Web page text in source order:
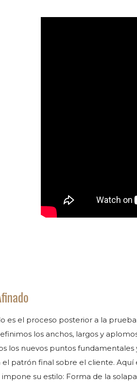
es el proceso posterior a la
los anchos, largos y
los nuevos puntos fundamentales
el patrón final sobre el cliente. Aquí
impone su estilo: Forma de la